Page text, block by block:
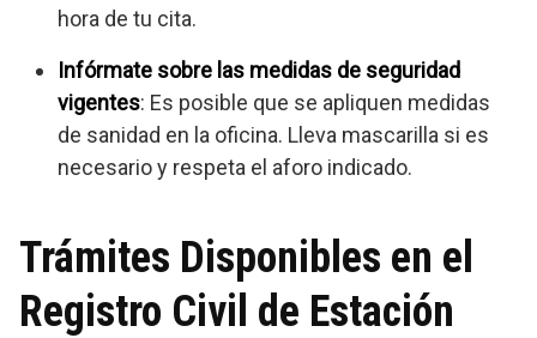
hora de tu cita.
Infórmate sobre las medidas de seguridad
vigentes: Es posible que se apliquen medidas
de sanidad en la oficina. Lleva mascarilla si es
necesario y respeta el aforo indicado.
Trámites Disponibles en el
Registro Civil de Estación